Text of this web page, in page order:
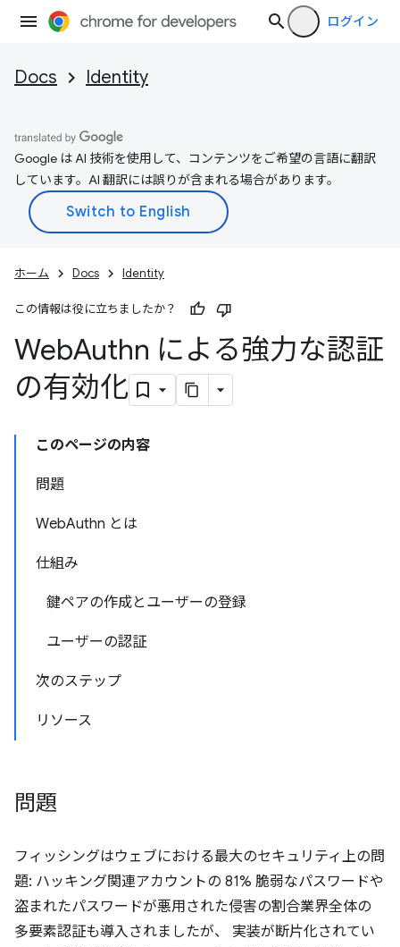
ログイン
Docs Identity
Google は AI 技術を使用して、コンテンツをご希望の言語に翻訳
しています。AI 翻訳には誤りが含まれる場合があります。
ホーム Docs Identity
この情報は役に立ちましたか？
WebAuthn による強力な認証
の有効化
このページの内容
問題
WebAuthn とは
仕組み
鍵ペアの作成とユーザーの登録
ユーザーの認証
次のステップ
リソース
問題
フィッシングはウェブにおける最大のセキュリティ上の問
題: ハッキング関連アカウントの 81% 脆弱なパスワードや
盗まれたパスワードが悪用された侵害の割合業界全体の
多要素認証も導入されましたが、 実装が断片化されてい